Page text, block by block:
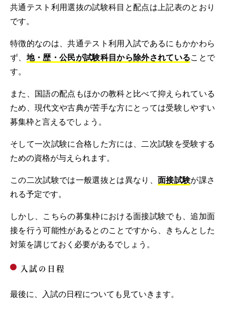
共通テスト利用選抜の試験科目と配点は上記表のとおり
です。
特徴的なのは、共通テスト利用入試であるにもかかわら
ず、 地・歴・公民が試験科目から除外されていることで
す。
また、国語の配点もほかの教科と比べて抑えられている
ため、現代文や古典が苦手な方にとっては受験しやすい
募集枠と言えるでしょう。
そして一次試験に合格した方には、二次試験を受験する
ための資格が与えられます。
この二次試験では一般選抜とは異なり、 面接試験が課さ
れる予定です。
しかし、こちらの募集枠における面接試験でも、追加面
接を行う可能性があるとのことですから、きちんとした
対策を講じておく必要があるでしょう。
入試の日程
最後に、入試の日程についても見ていきます。